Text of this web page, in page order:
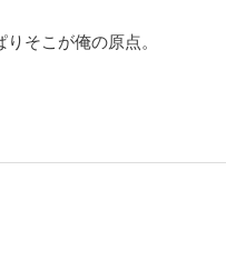
そこが俺の原点。